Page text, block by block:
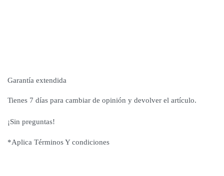
Garantía extendida
Tienes 7 días para cambiar de opinión y devolver el artículo.
¡Sin preguntas!
*Aplica Términos Y condiciones